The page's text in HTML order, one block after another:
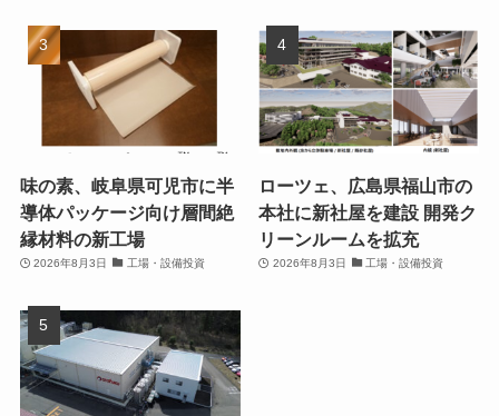
味の素、岐阜県可児市に半
導体パッケージ向け層間絶
縁材料の新工場
2026年8月3日 工場・設備投資
ローツェ、広島県福山市の
本社に新社屋を建設 開発ク
リーンルームを拡充
2026年8月3日 工場・設備投資